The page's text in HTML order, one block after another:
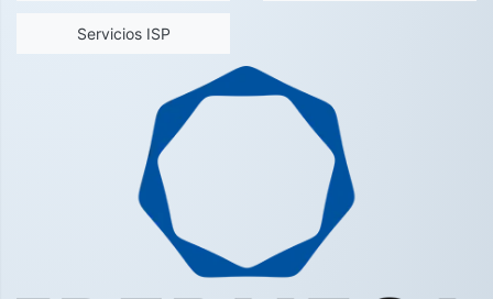
Servicios ISP